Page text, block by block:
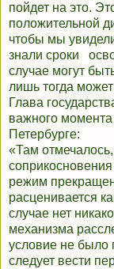
пойдет на это.
положительной
чтобы мы
знали сроки
случае могут
лишь тогда
Глава
важного
Петербурге:
«Там
режим
расценивается
случае нет
механизма
условие не было
следует вести